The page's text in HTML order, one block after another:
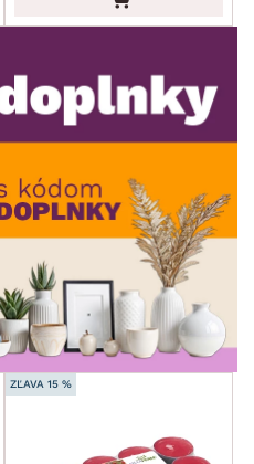
min. cm max. cm
min. cm max. cm
ZĽAVA 15 %